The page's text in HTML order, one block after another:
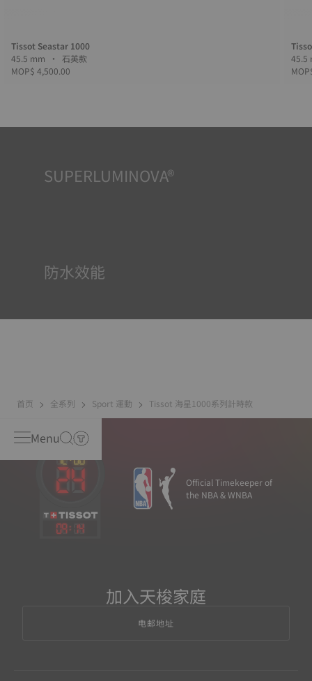
Tissot Seastar 1000
45.5 mm • 石英款
MOP$ 4,500.00
SUPERLUMINOVA®
防水效能
首页 全系列 Sport 運動 Tissot 海星1000系列計時款
Menu
09: 14
Official Timekeeper of
the NBA & WNBA
加入天梭家庭
电邮地址